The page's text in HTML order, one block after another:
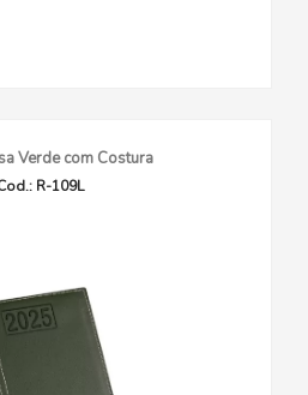
Verde com Costura
R-109L